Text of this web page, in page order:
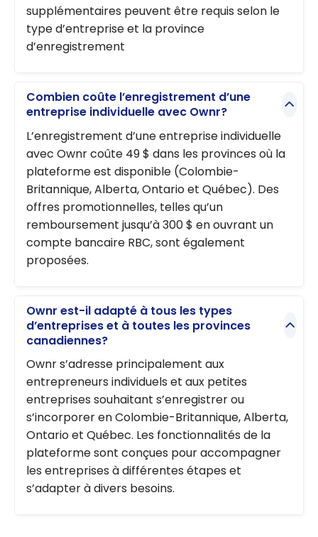
supplémentaires peuvent être requis selon le
type d’entreprise et la province
d’enregistrement
Combien coûte l’enregistrement d’une
entreprise individuelle avec Ownr?
L’enregistrement d’une entreprise individuelle
avec Ownr coûte 49 $ dans les provinces où la
plateforme est disponible (Colombie-
Britannique, Alberta, Ontario et Québec). Des
offres promotionnelles, telles qu’un
remboursement jusqu’à 300 $ en ouvrant un
compte bancaire RBC, sont également
proposées.
Ownr est-il adapté à tous les types
d’entreprises et à toutes les provinces
canadiennes?
Ownr s’adresse principalement aux
entrepreneurs individuels et aux petites
entreprises souhaitant s’enregistrer ou
s’incorporer en Colombie-Britannique, Alberta,
Ontario et Québec. Les fonctionnalités de la
plateforme sont conçues pour accompagner
les entreprises à différentes étapes et
s’adapter à divers besoins.